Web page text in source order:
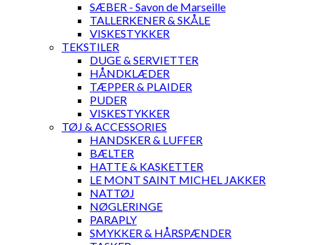
SÆBER - Savon de Marseille
TALLERKENER & SKÅLE
VISKESTYKKER
TEKSTILER
DUGE & SERVIETTER
HÅNDKLÆDER
TÆPPER & PLAIDER
PUDER
VISKESTYKKER
TØJ & ACCESSORIES
HANDSKER & LUFFER
BÆLTER
HATTE & KASKETTER
LE MONT SAINT MICHEL JAKKER
NATTØJ
NØGLERINGE
PARAPLY
SMYKKER & HÅRSPÆNDER